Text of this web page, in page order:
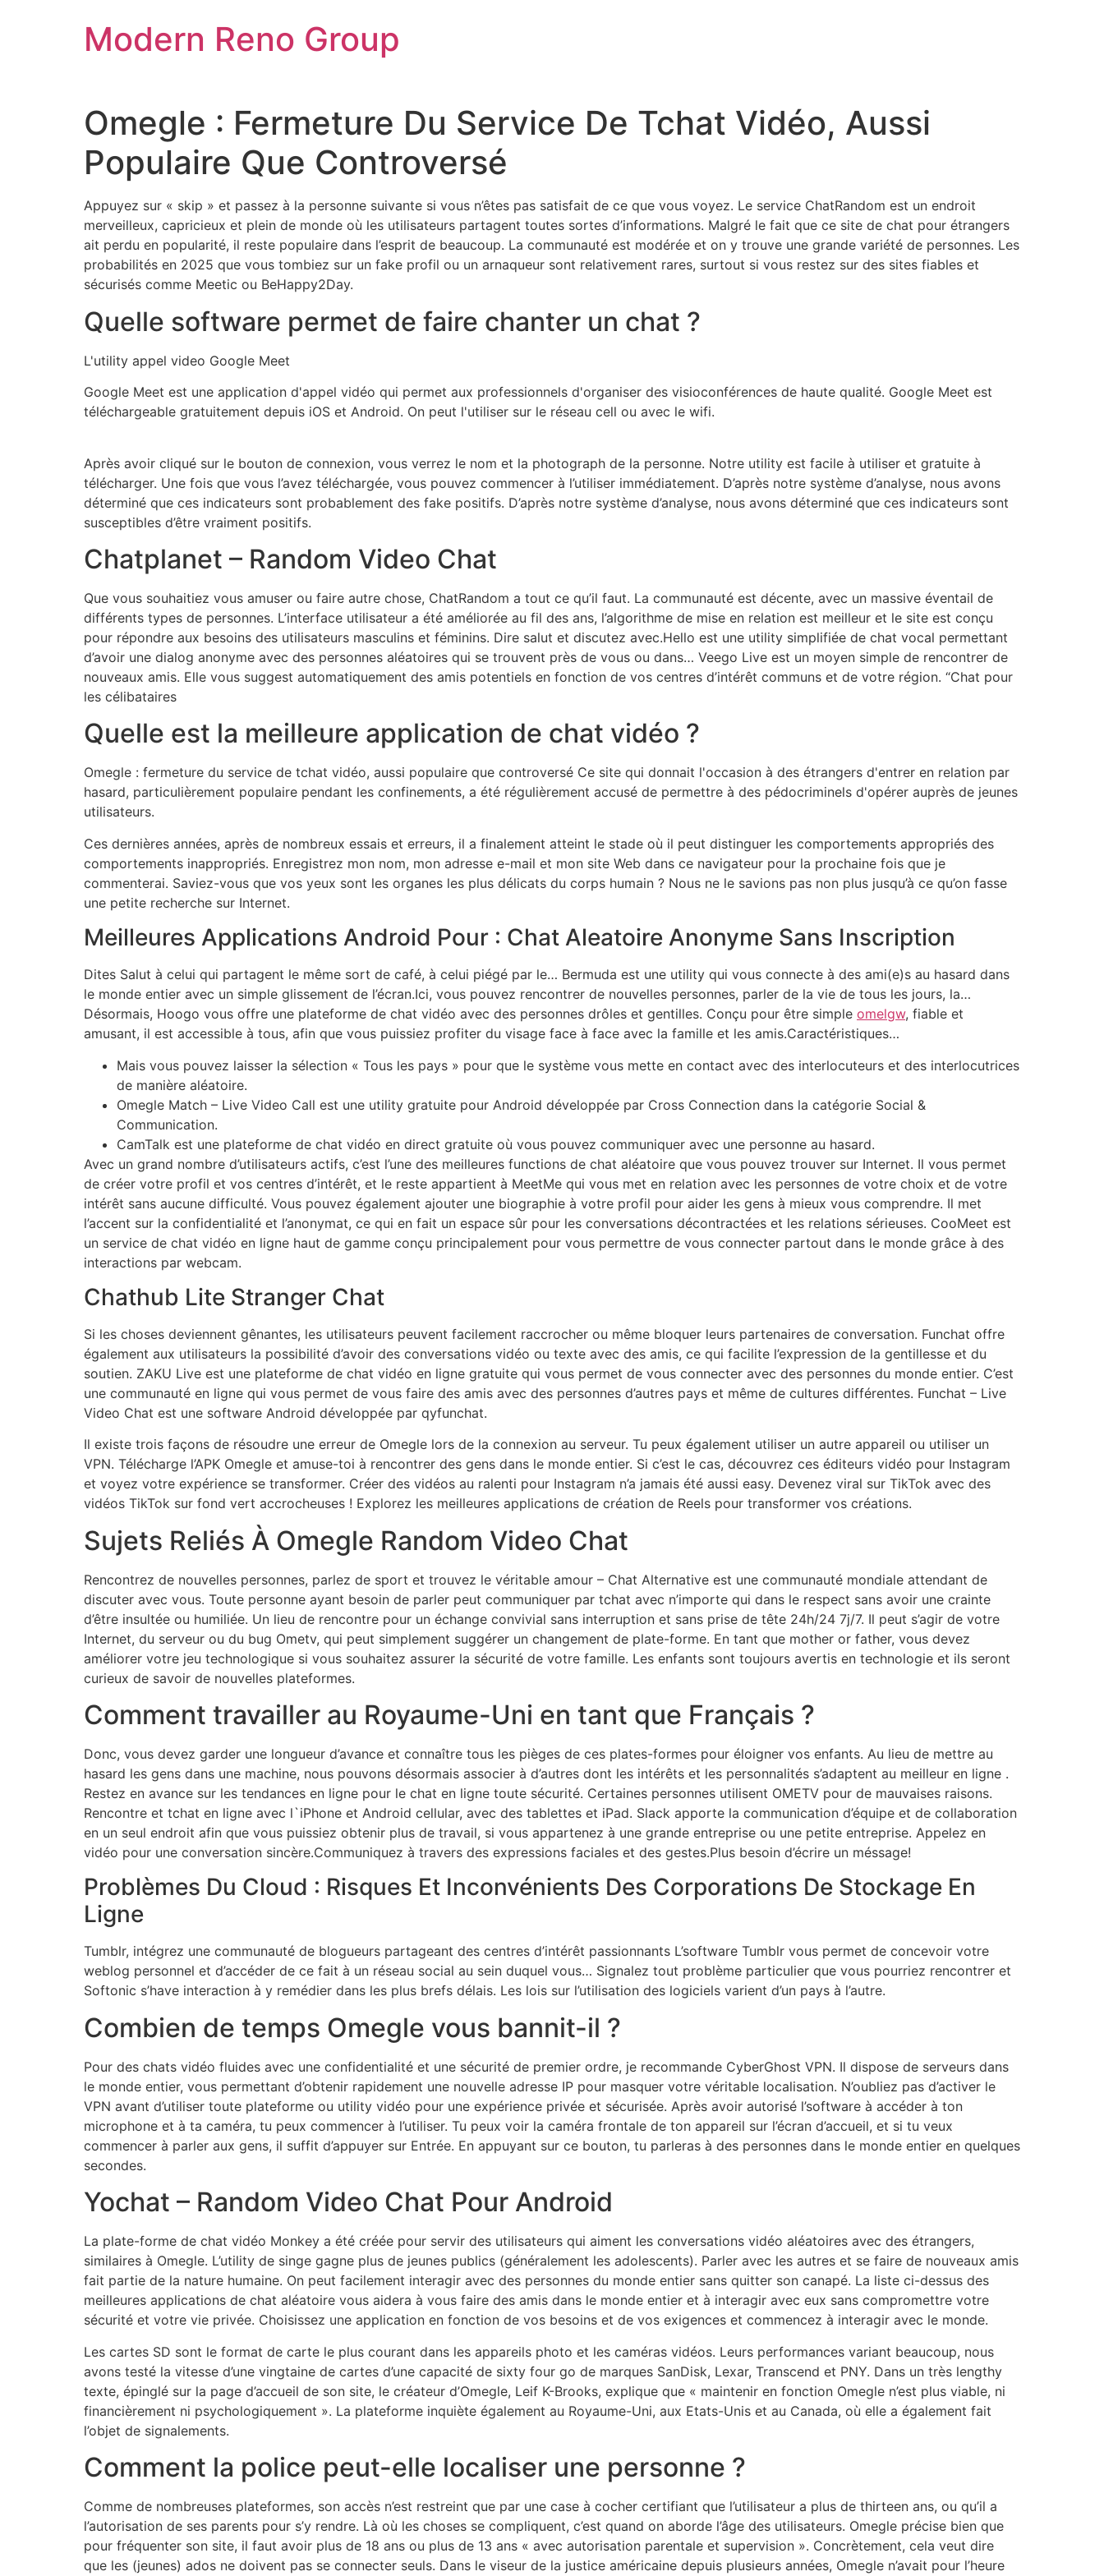
Modern Reno Group
Omegle : Fermeture Du Service De Tchat Vidéo, Aussi
Populaire Que Controversé
Appuyez sur « skip » et passez à la personne suivante si vous n’êtes pas satisfait de ce que vous voyez. Le service ChatRandom est un endroit
merveilleux, capricieux et plein de monde où les utilisateurs partagent toutes sortes d’informations. Malgré le fait que ce site de chat pour étrangers
ait perdu en popularité, il reste populaire dans l’esprit de beaucoup. La communauté est modérée et on y trouve une grande variété de personnes. Les
probabilités en 2025 que vous tombiez sur un fake profil ou un arnaqueur sont relativement rares, surtout si vous restez sur des sites fiables et
sécurisés comme Meetic ou BeHappy2Day.
Quelle software permet de faire chanter un chat ?
L'utility appel video Google Meet
Google Meet est une application d'appel vidéo qui permet aux professionnels d'organiser des visioconférences de haute qualité. Google Meet est
téléchargeable gratuitement depuis iOS et Android. On peut l'utiliser sur le réseau cell ou avec le wifi.
Après avoir cliqué sur le bouton de connexion, vous verrez le nom et la photograph de la personne. Notre utility est facile à utiliser et gratuite à
télécharger. Une fois que vous l’avez téléchargée, vous pouvez commencer à l’utiliser immédiatement. D’après notre système d’analyse, nous avons
déterminé que ces indicateurs sont probablement des fake positifs. D’après notre système d’analyse, nous avons déterminé que ces indicateurs sont
susceptibles d’être vraiment positifs.
Chatplanet – Random Video Chat
Que vous souhaitiez vous amuser ou faire autre chose, ChatRandom a tout ce qu’il faut. La communauté est décente, avec un massive éventail de
différents types de personnes. L’interface utilisateur a été améliorée au fil des ans, l’algorithme de mise en relation est meilleur et le site est conçu
pour répondre aux besoins des utilisateurs masculins et féminins. Dire salut et discutez avec.Hello est une utility simplifiée de chat vocal permettant
d’avoir une dialog anonyme avec des personnes aléatoires qui se trouvent près de vous ou dans… Veego Live est un moyen simple de rencontrer de
nouveaux amis. Elle vous suggest automatiquement des amis potentiels en fonction de vos centres d’intérêt communs et de votre région. “Chat pour
les célibataires
Quelle est la meilleure application de chat vidéo ?
Omegle : fermeture du service de tchat vidéo, aussi populaire que controversé Ce site qui donnait l'occasion à des étrangers d'entrer en relation par
hasard, particulièrement populaire pendant les confinements, a été régulièrement accusé de permettre à des pédocriminels d'opérer auprès de jeunes
utilisateurs.
Ces dernières années, après de nombreux essais et erreurs, il a finalement atteint le stade où il peut distinguer les comportements appropriés des
comportements inappropriés. Enregistrez mon nom, mon adresse e-mail et mon site Web dans ce navigateur pour la prochaine fois que je
commenterai. Saviez-vous que vos yeux sont les organes les plus délicats du corps humain ? Nous ne le savions pas non plus jusqu’à ce qu’on fasse
une petite recherche sur Internet.
Meilleures Applications Android Pour : Chat Aleatoire Anonyme Sans Inscription
Dites Salut à celui qui partagent le même sort de café, à celui piégé par le… Bermuda est une utility qui vous connecte à des ami(e)s au hasard dans
le monde entier avec un simple glissement de l’écran.Ici, vous pouvez rencontrer de nouvelles personnes, parler de la vie de tous les jours, la…
Désormais, Hoogo vous offre une plateforme de chat vidéo avec des personnes drôles et gentilles. Conçu pour être simple omelgw, fiable et
amusant, il est accessible à tous, afin que vous puissiez profiter du visage face à face avec la famille et les amis.Caractéristiques…
Mais vous pouvez laisser la sélection « Tous les pays » pour que le système vous mette en contact avec des interlocuteurs et des interlocutrices
de manière aléatoire.
Omegle Match – Live Video Call est une utility gratuite pour Android développée par Cross Connection dans la catégorie Social &
Communication.
CamTalk est une plateforme de chat vidéo en direct gratuite où vous pouvez communiquer avec une personne au hasard.
Avec un grand nombre d’utilisateurs actifs, c’est l’une des meilleures functions de chat aléatoire que vous pouvez trouver sur Internet. Il vous permet
de créer votre profil et vos centres d’intérêt, et le reste appartient à MeetMe qui vous met en relation avec les personnes de votre choix et de votre
intérêt sans aucune difficulté. Vous pouvez également ajouter une biographie à votre profil pour aider les gens à mieux vous comprendre. Il met
l’accent sur la confidentialité et l’anonymat, ce qui en fait un espace sûr pour les conversations décontractées et les relations sérieuses. CooMeet est
un service de chat vidéo en ligne haut de gamme conçu principalement pour vous permettre de vous connecter partout dans le monde grâce à des
interactions par webcam.
Chathub Lite Stranger Chat
Si les choses deviennent gênantes, les utilisateurs peuvent facilement raccrocher ou même bloquer leurs partenaires de conversation. Funchat offre
également aux utilisateurs la possibilité d’avoir des conversations vidéo ou texte avec des amis, ce qui facilite l’expression de la gentillesse et du
soutien. ZAKU Live est une plateforme de chat vidéo en ligne gratuite qui vous permet de vous connecter avec des personnes du monde entier. C’est
une communauté en ligne qui vous permet de vous faire des amis avec des personnes d’autres pays et même de cultures différentes. Funchat – Live
Video Chat est une software Android développée par qyfunchat.
Il existe trois façons de résoudre une erreur de Omegle lors de la connexion au serveur. Tu peux également utiliser un autre appareil ou utiliser un
VPN. Télécharge l’APK Omegle et amuse-toi à rencontrer des gens dans le monde entier. Si c’est le cas, découvrez ces éditeurs vidéo pour Instagram
et voyez votre expérience se transformer. Créer des vidéos au ralenti pour Instagram n’a jamais été aussi easy. Devenez viral sur TikTok avec des
vidéos TikTok sur fond vert accrocheuses ! Explorez les meilleures applications de création de Reels pour transformer vos créations.
Sujets Reliés À Omegle Random Video Chat
Rencontrez de nouvelles personnes, parlez de sport et trouvez le véritable amour – Chat Alternative est une communauté mondiale attendant de
discuter avec vous. Toute personne ayant besoin de parler peut communiquer par tchat avec n’importe qui dans le respect sans avoir une crainte
d’être insultée ou humiliée. Un lieu de rencontre pour un échange convivial sans interruption et sans prise de tête 24h/24 7j/7. Il peut s’agir de votre
Internet, du serveur ou du bug Ometv, qui peut simplement suggérer un changement de plate-forme. En tant que mother or father, vous devez
améliorer votre jeu technologique si vous souhaitez assurer la sécurité de votre famille. Les enfants sont toujours avertis en technologie et ils seront
curieux de savoir de nouvelles plateformes.
Comment travailler au Royaume-Uni en tant que Français ?
Donc, vous devez garder une longueur d’avance et connaître tous les pièges de ces plates-formes pour éloigner vos enfants. Au lieu de mettre au
hasard les gens dans une machine, nous pouvons désormais associer à d’autres dont les intérêts et les personnalités s’adaptent au meilleur en ligne .
Restez en avance sur les tendances en ligne pour le chat en ligne toute sécurité. Certaines personnes utilisent OMETV pour de mauvaises raisons.
Rencontre et tchat en ligne avec l`iPhone et Android cellular, avec des tablettes et iPad. Slack apporte la communication d’équipe et de collaboration
en un seul endroit afin que vous puissiez obtenir plus de travail, si vous appartenez à une grande entreprise ou une petite entreprise. Appelez en
vidéo pour une conversation sincère.Communiquez à travers des expressions faciales et des gestes.Plus besoin d’écrire un méssage!
Problèmes Du Cloud : Risques Et Inconvénients Des Corporations De Stockage En
Ligne
Tumblr, intégrez une communauté de blogueurs partageant des centres d’intérêt passionnants L’software Tumblr vous permet de concevoir votre
weblog personnel et d’accéder de ce fait à un réseau social au sein duquel vous… Signalez tout problème particulier que vous pourriez rencontrer et
Softonic s’have interaction à y remédier dans les plus brefs délais. Les lois sur l’utilisation des logiciels varient d’un pays à l’autre.
Combien de temps Omegle vous bannit-il ?
Pour des chats vidéo fluides avec une confidentialité et une sécurité de premier ordre, je recommande CyberGhost VPN. Il dispose de serveurs dans
le monde entier, vous permettant d’obtenir rapidement une nouvelle adresse IP pour masquer votre véritable localisation. N’oubliez pas d’activer le
VPN avant d’utiliser toute plateforme ou utility vidéo pour une expérience privée et sécurisée. Après avoir autorisé l’software à accéder à ton
microphone et à ta caméra, tu peux commencer à l’utiliser. Tu peux voir la caméra frontale de ton appareil sur l’écran d’accueil, et si tu veux
commencer à parler aux gens, il suffit d’appuyer sur Entrée. En appuyant sur ce bouton, tu parleras à des personnes dans le monde entier en quelques
secondes.
Yochat – Random Video Chat Pour Android
La plate-forme de chat vidéo Monkey a été créée pour servir des utilisateurs qui aiment les conversations vidéo aléatoires avec des étrangers,
similaires à Omegle. L’utility de singe gagne plus de jeunes publics (généralement les adolescents). Parler avec les autres et se faire de nouveaux amis
fait partie de la nature humaine. On peut facilement interagir avec des personnes du monde entier sans quitter son canapé. La liste ci-dessus des
meilleures applications de chat aléatoire vous aidera à vous faire des amis dans le monde entier et à interagir avec eux sans compromettre votre
sécurité et votre vie privée. Choisissez une application en fonction de vos besoins et de vos exigences et commencez à interagir avec le monde.
Les cartes SD sont le format de carte le plus courant dans les appareils photo et les caméras vidéos. Leurs performances variant beaucoup, nous
avons testé la vitesse d’une vingtaine de cartes d’une capacité de sixty four go de marques SanDisk, Lexar, Transcend et PNY. Dans un très lengthy
texte, épinglé sur la page d’accueil de son site, le créateur d’Omegle, Leif K-Brooks, explique que « maintenir en fonction Omegle n’est plus viable, ni
financièrement ni psychologiquement ». La plateforme inquiète également au Royaume-Uni, aux Etats-Unis et au Canada, où elle a également fait
l’objet de signalements.
Comment la police peut-elle localiser une personne ?
Comme de nombreuses plateformes, son accès n’est restreint que par une case à cocher certifiant que l’utilisateur a plus de thirteen ans, ou qu’il a
l’autorisation de ses parents pour s’y rendre. Là où les choses se compliquent, c’est quand on aborde l’âge des utilisateurs. Omegle précise bien que
pour fréquenter son site, il faut avoir plus de 18 ans ou plus de 13 ans « avec autorisation parentale et supervision ». Concrètement, cela veut dire
que les (jeunes) ados ne doivent pas se connecter seuls. Dans le viseur de la justice américaine depuis plusieurs années, Omegle n’avait pour l’heure